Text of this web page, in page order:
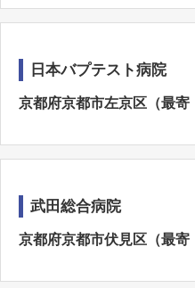
日本バプテスト病院
京都府京都市左京区（最
武田総合病院
京都府京都市伏見区（最寄